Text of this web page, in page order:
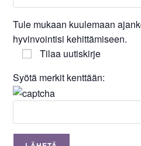
Tule mukaan kuulemaan
hyvinvointisi kehittämiseen.
Tilaa uutiskirje
Syötä merkit kenttään: